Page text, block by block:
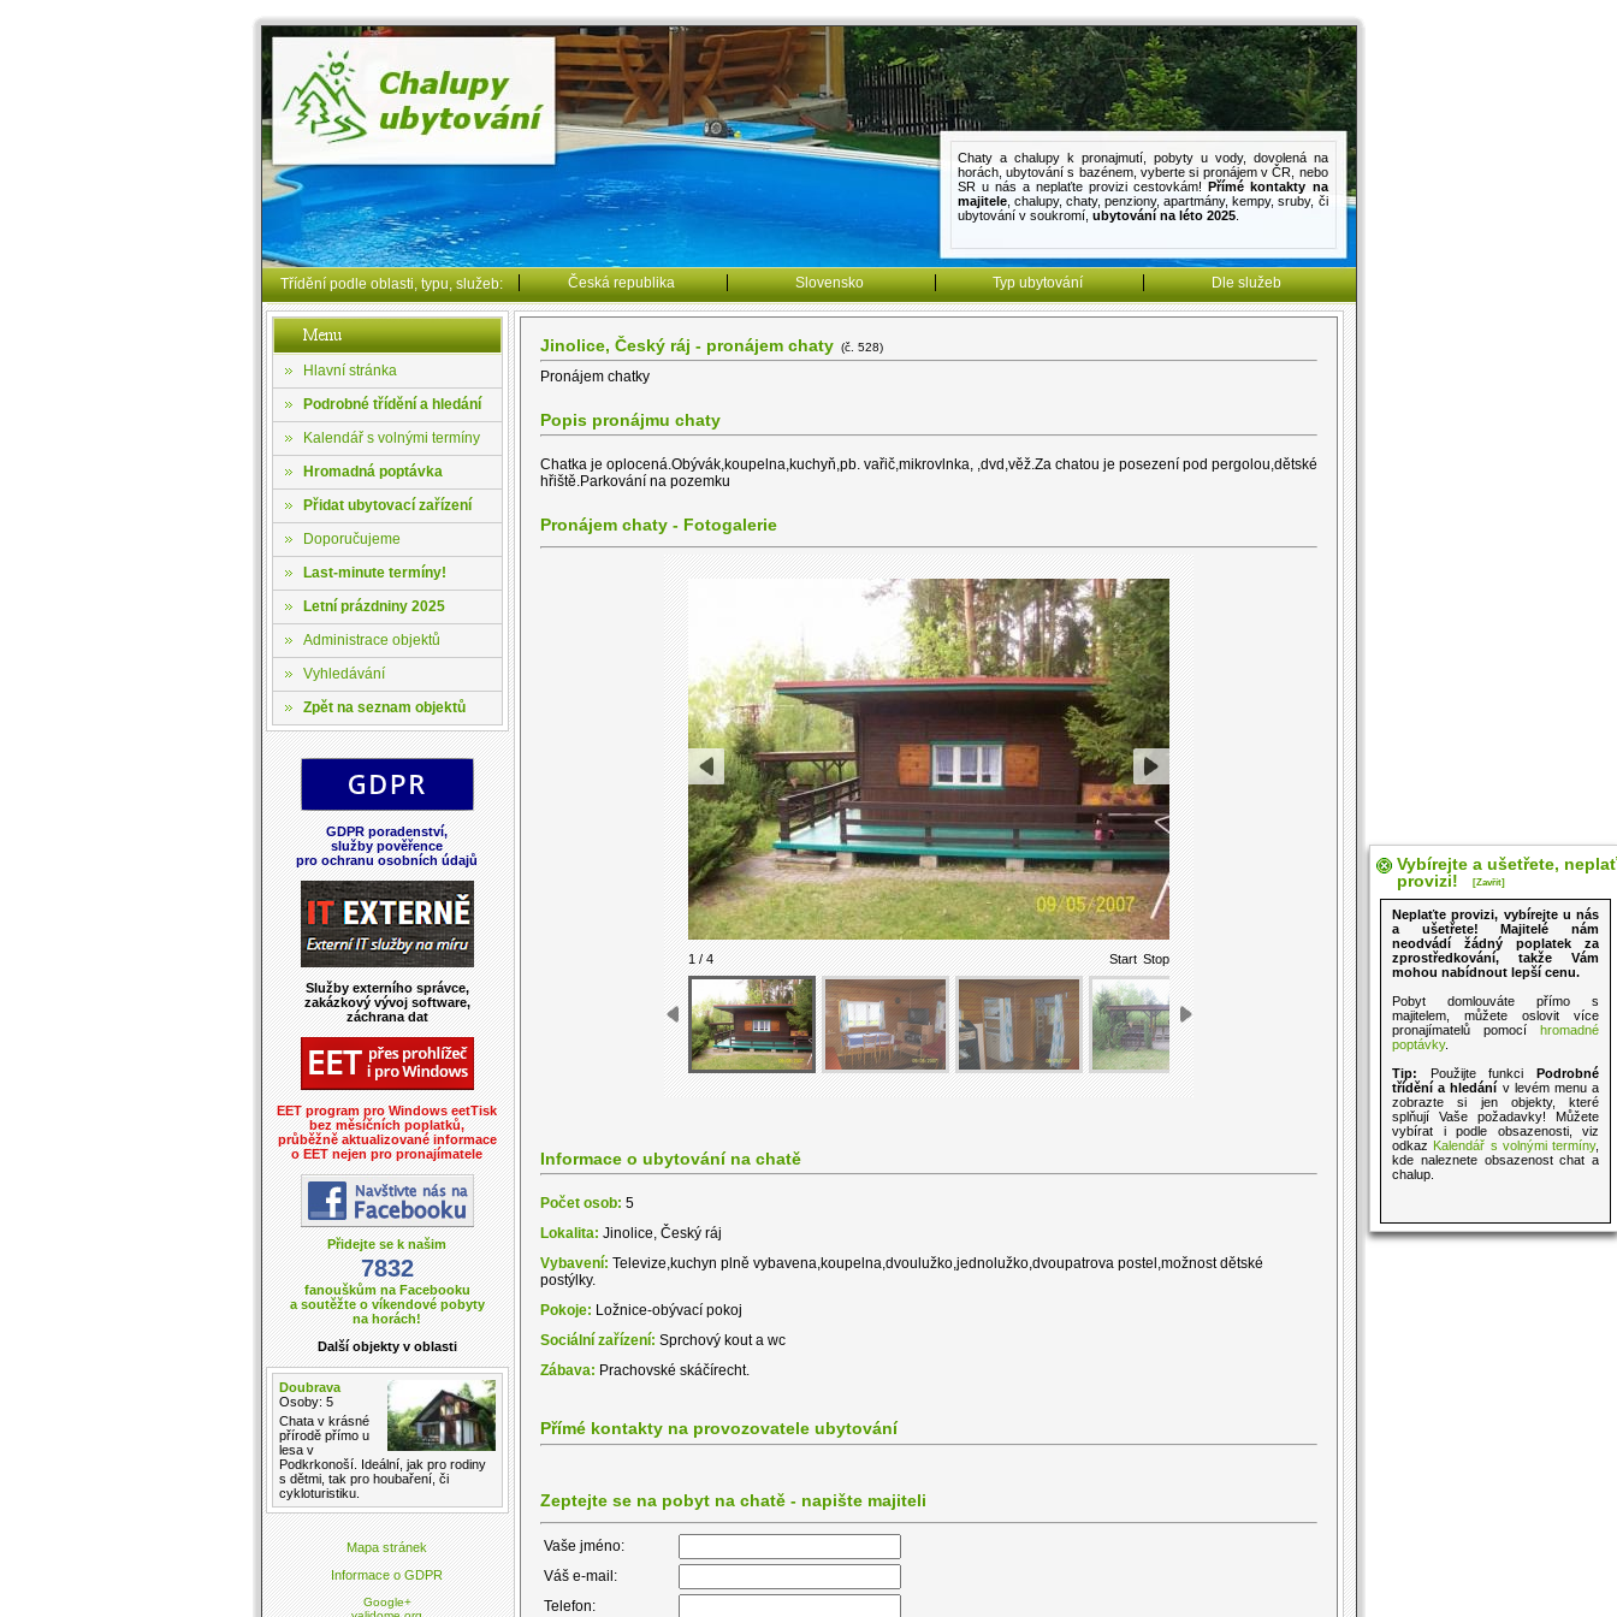
Chaty a chalupy k pronajmutí, pobyty u vody, dovolená na
horách, ubytování s bazénem, vyberte si pronájem v ČR, nebo
SR u nás a neplaťte provizi cestovkám!Přímé kontakty na
majitele, chalupy, chaty, penziony,apartmány,kempy,sruby, či
ubytování v soukromí, ubytování na léto 2025.
Třídění podle oblasti, typu, služeb: Česká republika Slovensko Typ ubytování Dle služeb
Hlavní stránka
Podrobné třídění a hledání
Kalendář s volnými termíny
Hromadná poptávka
Přidat ubytovací zařízení
Doporučujeme
Last-minute termíny!
Letní prázdniny 2025
Administrace objektů
Vyhledávání
Zpět na seznam objektů
GDPR poradenství,
služby pověřence
pro ochranu osobních údajů
Služby externího správce,
zakázkový vývoj software,
záchrana dat
EET program pro Windows eetTisk
bez měsíčních poplatků,
průběžně aktualizované informace
o EET nejen pro pronajímatele
Přidejte se k našim
7832
fanouškům na Facebooku
a soutěžte o víkendové pobyty
na horách!
Další objekty v oblasti
Doubrava
Osoby: 5
Chata v krásné
přírodě přímo u
lesa v
Podkrkonoší. Ideální, jak pro rodiny
s dětmi, tak pro houbaření, či
cykloturistiku.
Mapa stránek
Informace o GDPR
Google+
Jinolice, Český ráj - pronájem chaty(č. 528)
Pronájem chatky
Popis pronájmu chaty
Chatka je oplocená.Obývák,koupelna,kuchyň,pb. vařič,mikrovlnka, ,dvd,věž.Za chatou je posezení pod pergolou,dětské
hřiště.Parkování na pozemku
Pronájem chaty - Fotogalerie
1 / 4 Start Stop
Informace o ubytování na chatě
Počet osob: 5
Lokalita: Jinolice, Český ráj
Vybavení: Televize,kuchyn plně vybavena,koupelna,dvoulužko,jednolužko,dvoupatrova postel,možnost dětské
postýlky.
Pokoje: Ložnice-obývací pokoj
Sociální zařízení: Sprchový kout a wc
Zábava: Prachovské skáčírecht.
Přímé kontakty na provozovatele ubytování
Zeptejte se na pobyt na chatě - napište majiteli
Vaše jméno:
Váš e-mail:
Telefon:
Vybírejte a ušetřete,
provizi!
[Zavřít]
Neplaťte provizi, vybírejte u nás
a ušetřete! Majitelé nám
neodvádí žádný poplatek za
zprostředkování, takže Vám
mohou nabídnout lepší cenu.
Pobyt domlouváte přímo s
majitelem, můžete oslovit více
pronajímatelů pomocí hromadné
poptávky.
Tip: Použijte funkci Podrobné
třídění a hledání v levém menu a
zobrazte si jen objekty, které
splňují Vaše požadavky! Můžete
vybírat i podle obsazenosti, viz
odkaz Kalendář s volnými termíny,
kde naleznete obsazenost chat a
chalup.